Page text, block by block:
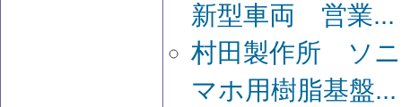
新型車両 営業...
村田製作所 ソ
マホ用樹脂基盤...